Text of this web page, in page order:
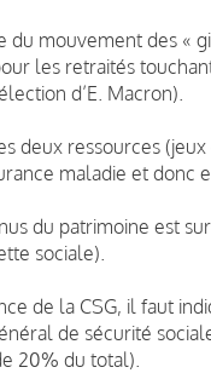
mouvement des «
les retraités
d’E. Macron).
deux ressources
maladie et donc
du patrimoine est
sociale).
de la CSG, il faut
de sécurité
20% du total).